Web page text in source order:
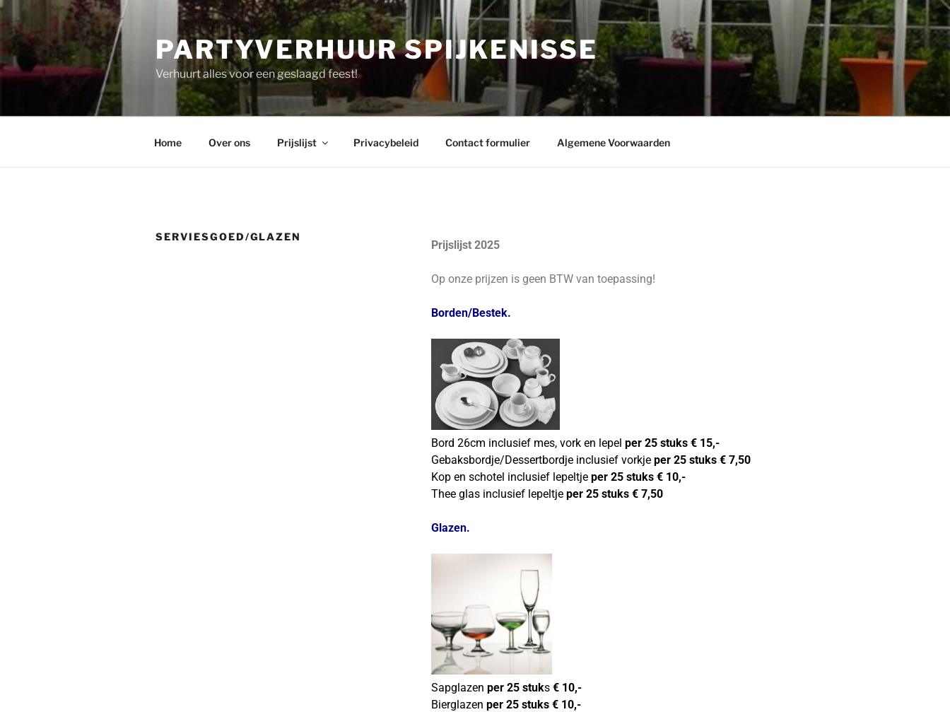
PARTYVERHUUR SPIJKENISSE
Verhuurt alles voor een geslaagd feest!
Home Over ons Prijslijst Privacybeleid Contact formulier Algemene Voorwaarden
SERVIESGOED/GLAZEN
Prijslijst 2025
Op onze prijzen is geen BTW van toepassing!
Borden/Bestek.
Bord 26cm inclusief mes, vork en lepel per 25 stuks € 15,-
Gebaksbordje/Dessertbordje inclusief vorkje per 25 stuks € 7,50
Kop en schotel inclusief lepeltje per 25 stuks € 10,-
Thee glas inclusief lepeltje per 25 stuks € 7,50
Glazen.
Sapglazen per 25 stuks € 10,-
Bierglazen per 25 stuks € 10,-